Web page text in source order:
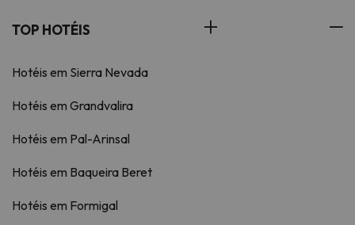
TOP HOTÉIS
Hotéis em Sierra Nevada
Hotéis em Grandvalira
Hotéis em Pal-Arinsal
Hotéis em Baqueira Beret
Hotéis em Formigal